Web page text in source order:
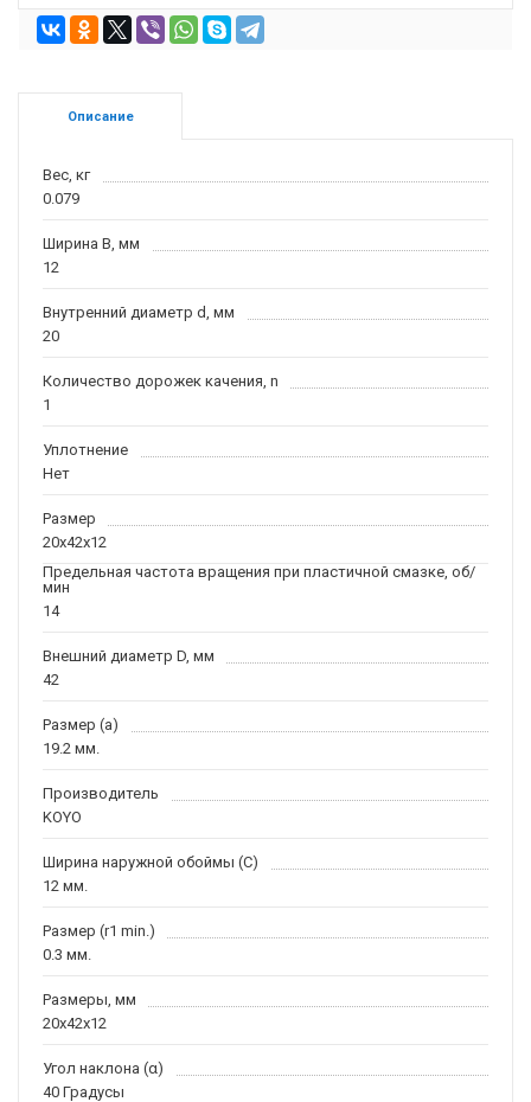
Описание
Вес, кг
0.079
Ширина B, мм
12
Внутренний диаметр d, мм
20
Количество дорожек качения, n
1
Уплотнение
Нет
Размер
20x42x12
Предельная частота вращения при пластичной смазке, об/
мин
14
Внешний диаметр D, мм
42
Размер (a)
19.2 мм.
Производитель
KOYO
Ширина наружной обоймы (C)
12 мм.
Размер (r1 min.)
0.3 мм.
Размеры, мм
20x42x12
Угол наклона (α)
40 Градусы